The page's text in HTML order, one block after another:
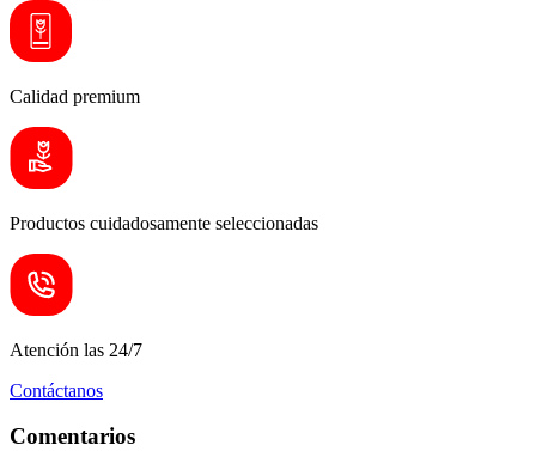
Calidad premium
Productos cuidadosamente seleccionadas
Atención las 24/7
Contáctanos
Comentarios